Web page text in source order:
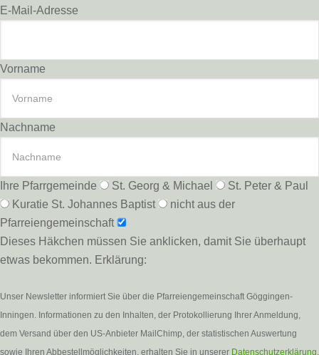
E-Mail-Adresse
Vorname
Nachname
Ihre Pfarrgemeinde St. Georg & Michael
St. Peter & Paul
Kuratie St. Johannes Baptist
nicht aus der
Pfarreiengemeinschaft
Dieses Häkchen müssen Sie anklicken, damit Sie überhaupt
etwas bekommen. Erklärung:
Unser Newsletter informiert Sie über die Pfarreiengemeinschaft Göggingen-
Inningen. Informationen zu den Inhalten, der Protokollierung Ihrer Anmeldung,
dem Versand über den US-Anbieter MailChimp, der statistischen Auswertung
sowie Ihren Abbestellmöglichkeiten, erhalten Sie in unserer Datenschutzerklärung.